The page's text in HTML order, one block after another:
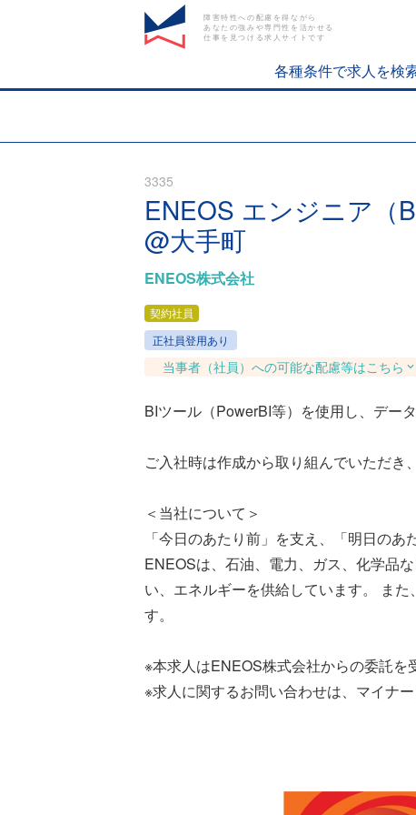
障害特性への配慮を得ながら
あなたの強みや専門性を活かせる
仕事を見つける求人サイトです
各種条件で求人を検
3335
ENEOS エンジニア（
@大手町
ENEOS株式会社
契約社員
正社員登用あり
当事者（社員）への可能な配慮等はこちら
BIツール（PowerBI等）を使用し、デー
ご入社時は作成から取り組んでいただき
＜当社について＞
「今日のあたり前」を支え、「明日のあ
ENEOSは、石油、電力、ガス、化学品
い、エネルギーを供給しています。 ま
す。
※本求人はENEOS株式会社からの委託
※求人に関するお問い合わせは、マイナ